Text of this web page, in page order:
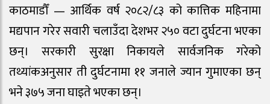
काठमाडौँ — आर्थिक वर्ष २०८२/८३ को कात्तिक महिनामा
मद्यपान गरेर सवारी चलाउँदा देशभर २५० वटा दुर्घटना भएका
छन्। सरकारी सुरक्षा निकायले सार्वजनिक गरेको
तथ्यांकअनुसार ती दुर्घटनामा ११ जनाले ज्यान गुमाएका छन्
भने ३७५ जना घाइते भएका छन्।